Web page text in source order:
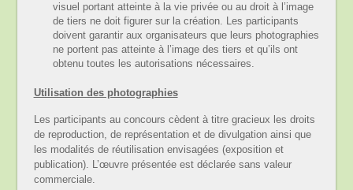
visuel portant atteinte à la vie privée ou au droit à l’image
de tiers ne doit figurer sur la création. Les participants
doivent garantir aux organisateurs que leurs photographies
ne portent pas atteinte à l’image des tiers et qu’ils ont
obtenu toutes les autorisations nécessaires.
Utilisation des photographies
Les participants au concours cèdent à titre gracieux les droits
de reproduction, de représentation et de divulgation ainsi que
les modalités de réutilisation envisagées (exposition et
publication). L’œuvre présentée est déclarée sans valeur
commerciale.